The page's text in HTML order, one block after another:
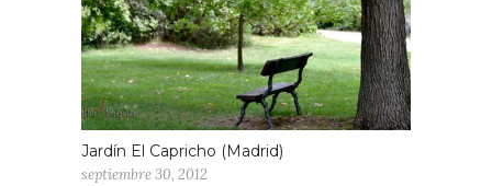
Jardín El Capricho (Madrid)
septiembre 30, 2012